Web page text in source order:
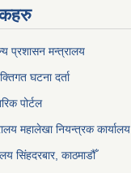
प्रशासन मन्त्रालय
घटना दर्ता
पोर्टल
महालेखा नियन्त्रक कार्यालय
सिंहदरबार, काठमाडौँ